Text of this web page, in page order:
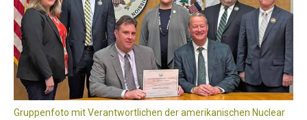
Gruppenfoto mit Verantwortlichen der amerikanischen Nuclear